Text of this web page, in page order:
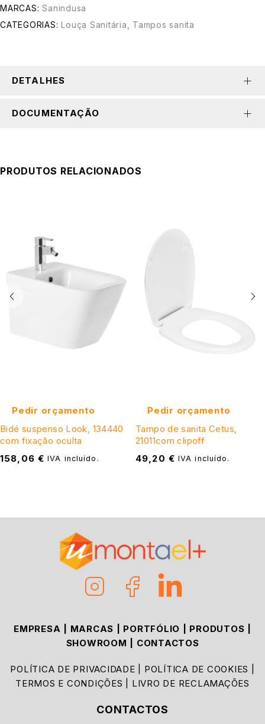
MARCAS: Sanindusa
CATEGORIAS: Louça Sanitária, Tampos sanita
DETALHES
DOCUMENTAÇÃO
PRODUTOS RELACIONADOS
Pedir orçamento
Bidé suspenso Look, 134440
com fixação oculta
158,06 € IVA incluído.
Pedir orçamento
Tampo de sanita Cetus,
21011com clipoff
49,20 € IVA incluído.
EMPRESA MARCAS PORTFÓLIO PRODUTOS
SHOWROOM
CONTACTOS
POLÍTICA DE PRIVACIDADE POLÍTICA DE COOKIES
TERMOS E CONDIÇÕES
LIVRO DE RECLAMAÇÕES
CONTACTOS